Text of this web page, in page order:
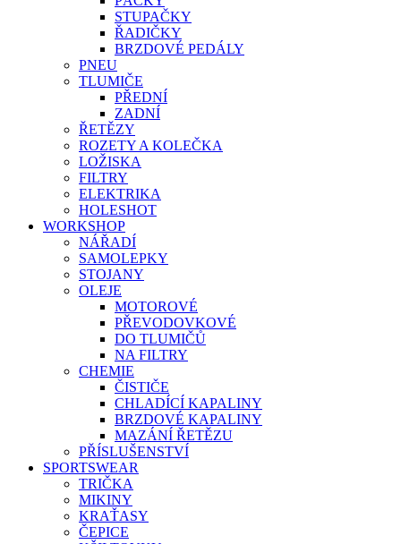
STUPAČKY
ŘADIČKY
BRZDOVÉ PEDÁLY
PNEU
TLUMIČE
PŘEDNÍ
ZADNÍ
ŘETĚZY
ROZETY A KOLEČKA
LOŽISKA
FILTRY
ELEKTRIKA
HOLESHOT
WORKSHOP
NÁŘADÍ
SAMOLEPKY
STOJANY
OLEJE
MOTOROVÉ
PŘEVODOVKOVÉ
DO TLUMIČŮ
NA FILTRY
CHEMIE
ČISTIČE
CHLADÍCÍ KAPALINY
BRZDOVÉ KAPALINY
MAZÁNÍ ŘETĚZU
PŘÍSLUŠENSTVÍ
SPORTSWEAR
TRIČKA
MIKINY
KRAŤASY
ČEPICE